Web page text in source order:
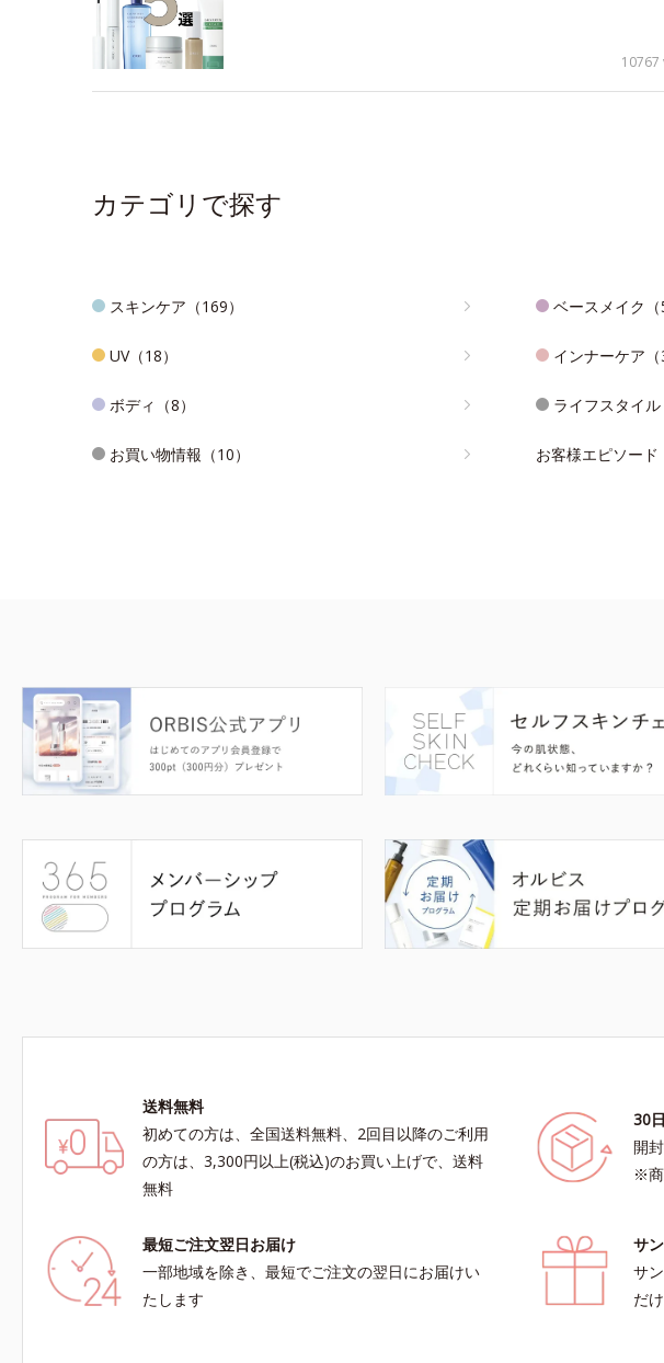
10767
カテゴリで探す
スキンケア（169） ベースメイク（
UV（18） インナーケア（
ボディ（8） ライフスタイル
お買い物情報（10） お客様エピソード
送料無料
初めての方は、全国送料無料、2回目以降のご利用
の方は、3,300円以上(税込)のお買い上げで、送料
無料
30
開
※商
最短ご注文翌日お届け
一部地域を除き、最短でご注文の翌日にお届けい
たします
サ
サ
だ